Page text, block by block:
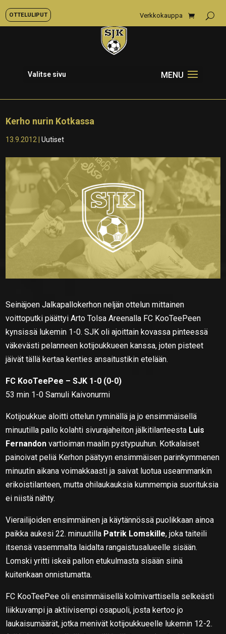
OTTELULIPUT Verkkokauppa
Valitse sivu
Kerho nurin Kotkassa
13.9.2012 |Uutiset
Seinäjoen Jalkapallokerhon neljän ottelun mittainen
voittoputki päättyi Arto Tolsa Areenalla FC KooTeePeen
kynsissä lukemin 1-0. SJK oli ajoittain kovassa pinteessä
väkevästi pelanneen kotijoukkueen kanssa, joten pisteet
jäivät tällä kertaa kenties ansaitustikin etelään.
FC KooTeePee – SJK 1-0 (0-0)
53 min 1-0 Samuli Kaivonurmi
Kotijoukkue aloitti ottelun ryminällä ja jo ensimmäisellä
minuutilla pallo kolahti sivurajaheiton jälkitilanteesta Luis
Fernandon vartioiman maalin pystypuuhun. Kotkalaiset
painoivat peliä Kerhon päätyyn ensimmäisen parinkymmenen
minuutin aikana voimakkaasti ja saivat luotua useammankin
erikoistilanteen, mutta ohilaukauksia kummempia suorituksia
ei niistä nähty.
Vierailijoiden ensimmäinen ja käytännössä puolikkaan ainoa
paikka aukesi 22. minuutilla Patrik Lomskille, joka taiteili
itsensä vasemmalta laidalta rangaistusalueelle sisään.
Lomski yritti iskeä pallon etukulmasta sisään siinä
kuitenkaan onnistumatta.
FC KooTeePee oli ensimmäisellä kolmivarttisella selkeästi
liikkuvampi ja aktiivisempi osapuoli, josta kertoo jo
laukaisumäärät, jotka menivät kotijoukkueelle lukemin 12-2.